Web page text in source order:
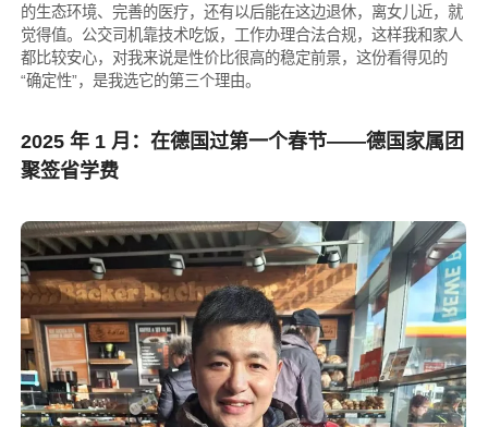
的生态环境、完善的医疗，还有以后能在这边退休，离女儿近，就
觉得值。公交司机靠技术吃饭，工作办理合法合规，这样我和家人
都比较安心，对我来说是性价比很高的稳定前景，这份看得见的
“确定性”，是我选它的第三个理由。
2025 年 1 月：在德国过第一个春节——德国家属团
聚签省学费